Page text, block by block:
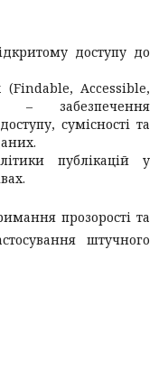
доступу до
Accessible,
– забезпечення
сумісності та
публікацій у
прозорості та
штучного